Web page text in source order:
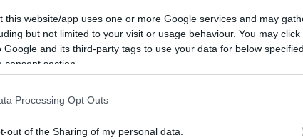
this website/app uses one or more Google services and may
but not limited to your visit or usage behaviour. You may
Google and its third-party tags to use your data for below
consent section.
Processing Opt Outs
out of the Sharing of my personal data.
látni
az